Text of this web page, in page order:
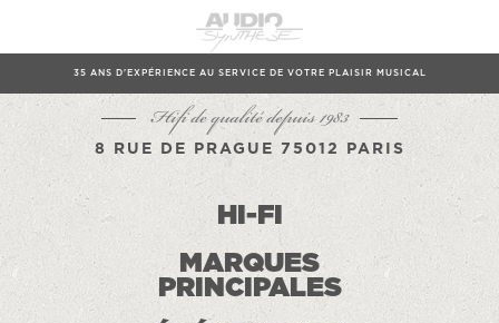
35 ANS D'EXPÉRIENCE AU SERVICE DE VOTRE PLAISIR MUSICAL
Hifi de qualité depuis 1983
8 RUE DE PRAGUE 75012 PARIS
HI-FI
MARQUES
PRINCIPALES